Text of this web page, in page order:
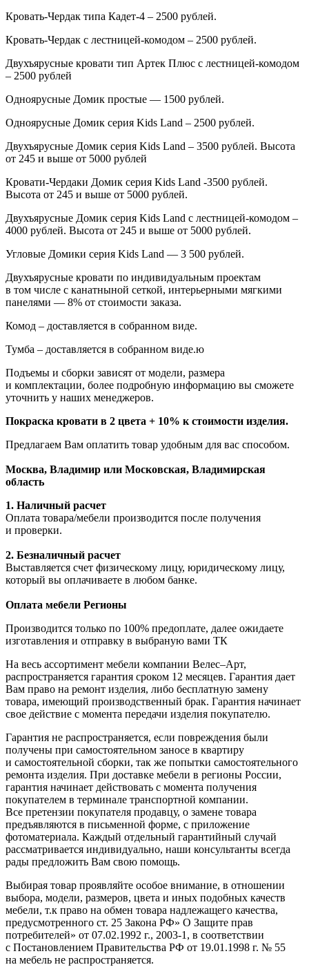
Кровать-Чердак типа Кадет-4 – 2500 рублей.
Кровать-Чердак с лестницей-комодом – 2500 рублей.
Двухъярусные кровати тип Артек Плюс с лестницей-комодом
– 2500 рублей
Одноярусные Домик простые — 1500 рублей.
Одноярусные Домик серия Kids Land – 2500 рублей.
Двухъярусные Домик серия Kids Land – 3500 рублей. Высота
от 245 и выше от 5000 рублей
Кровати-Чердаки Домик серия Kids Land -3500 рублей.
Высота от 245 и выше от 5000 рублей.
Двухъярусные Домик серия Kids Land с лестницей-комодом –
4000 рублей. Высота от 245 и выше от 5000 рублей.
Угловые Домики серия Kids Land — 3 500 рублей.
Двухъярусные кровати по индивидуальным проектам
в том числе с канатныной сеткой, интерьерными мягкими
панелями — 8% от стоимости заказа.
Комод – доставляется в собранном виде.
Тумба – доставляется в собранном виде.ю
Подъемы и сборки зависят от модели, размера
и комплектации, более подробную информацию вы сможете
уточнить у наших менеджеров.
Покраска кровати в 2 цвета + 10% к стоимости изделия.
Предлагаем Вам оплатить товар удобным для вас способом.
Москва, Владимир или Московская, Владимирская
область
1. Наличный расчет
Оплата товара/мебели производится после получения
и проверки.
2. Безналичный расчет
Выставляется счет физическому лицу, юридическому лицу,
который вы оплачиваете в любом банке.
Оплата мебели Регионы
Производится только по 100% предоплате, далее ожидаете
изготавления и отправку в выбраную вами ТК
На весь ассортимент мебели компании Велес–Арт,
распространяется гарантия сроком 12 месяцев. Гарантия дает
Вам право на ремонт изделия, либо бесплатную замену
товара, имеющий производственный брак. Гарантия начинает
свое действие с момента передачи изделия покупателю.
Гарантия не распространяется, если повреждения были
получены при самостоятельном заносе в квартиру
и самостоятельной сборки, так же попытки самостоятельного
ремонта изделия. При доставке мебели в регионы России,
гарантия начинает действовать с момента получения
покупателем в терминале транспортной компании.
Все претензии покупателя продавцу, о замене товара
предъявляются в письменной форме, с приложение
фотоматериала. Каждый отдельный гарантийный случай
рассматривается индивидуально, наши консультанты всегда
рады предложить Вам свою помощь.
Выбирая товар проявляйте особое внимание, в отношении
выбора, модели, размеров, цвета и иных подобных качеств
мебели, т.к право на обмен товара надлежащего качества,
предусмотренного ст. 25 Закона РФ» О Защите прав
потребителей» от 07.02.1992 г., 2003-1, в соответствии
с Постановлением Правительства РФ от 19.01.1998 г. № 55
на мебель не распространяется.